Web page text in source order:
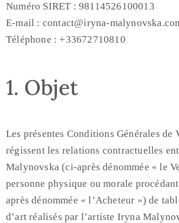
Numéro SIRET : 98114526100013
E-mail : contact@iryna-
Téléphone : +33672710810
1. Objet
Les présentes Conditions Générales de
régissent les relations contractuelles
Malynovska (ci-après dénommée « le
personne physique ou morale
après dénommée « l’Acheteur ») de
d’art réalisés par l’artiste Iryna